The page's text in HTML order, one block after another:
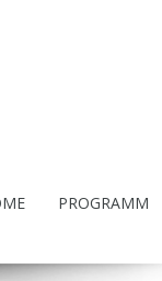
PROGRAMM